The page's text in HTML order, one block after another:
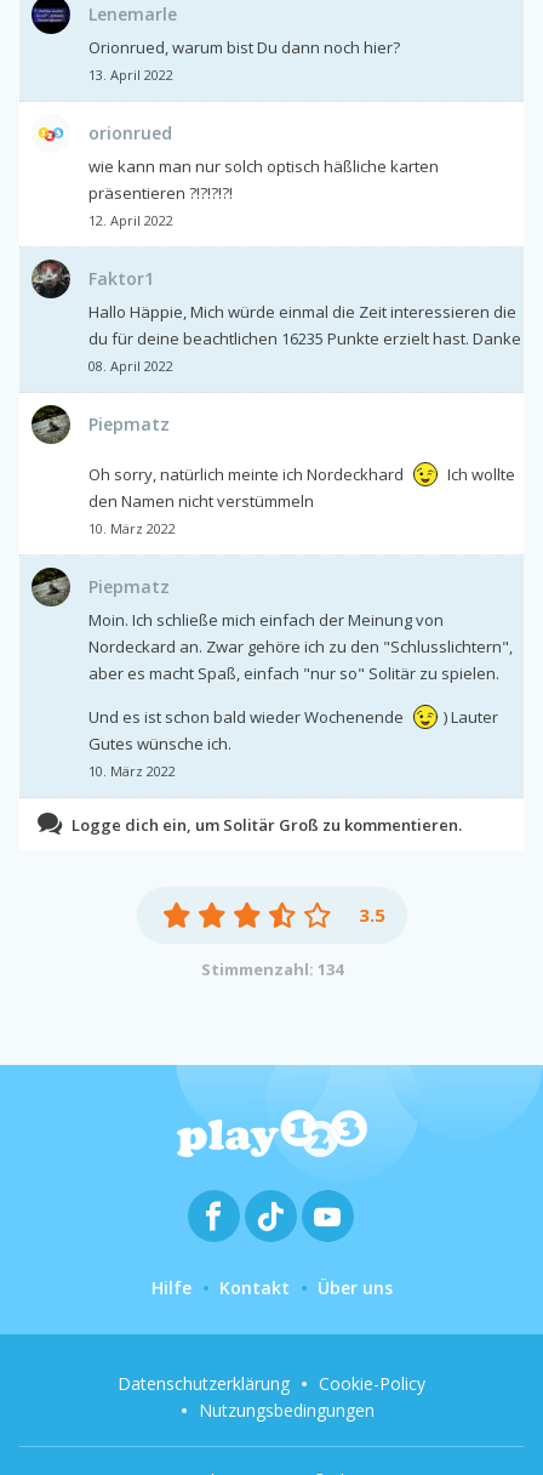
Lenemarle
Orionrued, warum bist Du dann noch hier?
13. April 2022
orionrued
wie kann man nur solch optisch häßliche karten
präsentieren ?!?!?!?!
12. April 2022
Faktor1
Hallo Häppie, Mich würde einmal die Zeit interessieren die
du für deine beachtlichen 16235 Punkte erzielt hast. Danke
08. April 2022
Piepmatz
Oh sorry, natürlich meinte ich Nordeckhard
Ich wollte
den Namen nicht verstümmeln
10. März 2022
Piepmatz
Moin. Ich schließe mich einfach der Meinung von
Nordeckard an. Zwar gehöre ich zu den "Schlusslichtern",
aber es macht Spaß, einfach "nur so" Solitär zu spielen.
Und es ist schon bald wieder Wochenende
) Lauter
Gutes wünsche ich.
10. März 2022
Logge dich ein, um Solitär Groß zu kommentieren.
3.5
Stimmenzahl: 134
Hilfe Kontakt Über uns
Datenschutzerklärung
Cookie-Policy
Nutzungsbedingungen